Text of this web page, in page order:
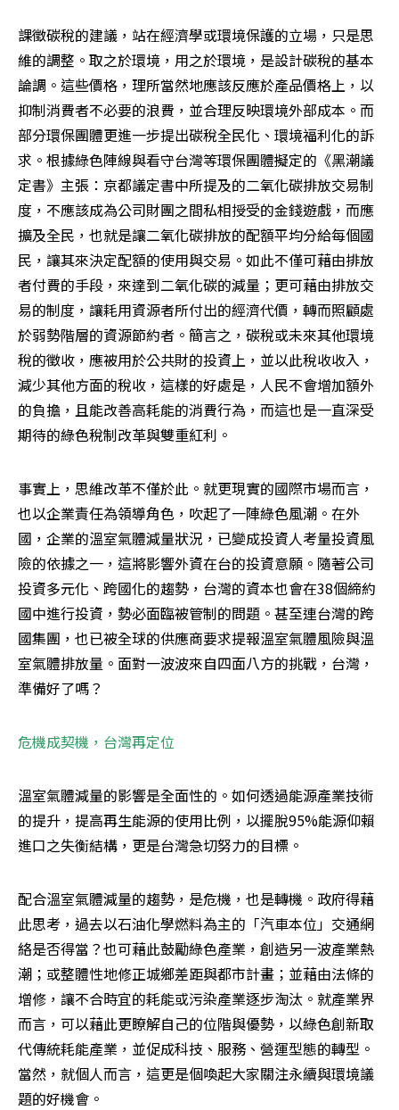
課徵碳稅的建議，站在經濟學或環境保護的立場，只是思
維的調整。取之於環境，用之於環境，是設計碳稅的基本
論調。這些價格，理所當然地應該反應於產品價格上，以
抑制消費者不必要的浪費，並合理反映環境外部成本。而
部分環保團體更進一步提出碳稅全民化、環境福利化的訴
求。根據綠色陣線與看守台灣等環保團體擬定的《黑潮議
定書》主張：京都議定書中所提及的二氧化碳排放交易制
度，不應該成為公司財團之間私相授受的金錢遊戲，而應
擴及全民，也就是讓二氧化碳排放的配額平均分給每個國
民，讓其來決定配額的使用與交易。如此不僅可藉由排放
者付費的手段，來達到二氧化碳的減量；更可藉由排放交
易的制度，讓耗用資源者所付出的經濟代價，轉而照顧處
於弱勢階層的資源節約者。簡言之，碳稅或未來其他環境
稅的徵收，應被用於公共財的投資上，並以此稅收收入，
減少其他方面的稅收，這樣的好處是，人民不會增加額外
的負擔，且能改善高耗能的消費行為，而這也是一直深受
期待的綠色稅制改革與雙重紅利。
事實上，思維改革不僅於此。就更現實的國際市場而言，
也以企業責任為領導角色，吹起了一陣綠色風潮。在外
國，企業的溫室氣體減量狀況，已變成投資人考量投資風
險的依據之一，這將影響外資在台的投資意願。隨著公司
投資多元化、跨國化的趨勢，台灣的資本也會在38個締約
國中進行投資，勢必面臨被管制的問題。甚至連台灣的跨
國集團，也已被全球的供應商要求提報溫室氣體風險與溫
室氣體排放量。面對一波波來自四面八方的挑戰，台灣，
準備好了嗎？
危機成契機，台灣再定位
溫室氣體減量的影響是全面性的。如何透過能源產業技術
的提升，提高再生能源的使用比例，以擺脫95%能源仰賴
進口之失衡結構，更是台灣急切努力的目標。
配合溫室氣體減量的趨勢，是危機，也是轉機。政府得藉
此思考，過去以石油化學燃料為主的「汽車本位」交通網
絡是否得當？也可藉此鼓勵綠色產業，創造另一波產業熱
潮；或整體性地修正城鄉差距與都市計畫；並藉由法條的
增修，讓不合時宜的耗能或污染產業逐步淘汰。就產業界
而言，可以藉此更瞭解自己的位階與優勢，以綠色創新取
代傳統耗能產業，並促成科技、服務、營運型態的轉型。
當然，就個人而言，這更是個喚起大家關注永續與環境議
題的好機會。